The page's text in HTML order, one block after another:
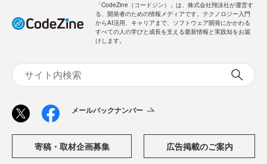
「CodeZine（コードジン）」は、株式会社翔泳社が運営す
る、開発者のための情報メディアです。テクノロジー入門
からAI活用、キャリアまで、ソフトウェア開発にかかわる
すべての人の学びと成長を支える最新情報と実践知をお届
けします。
メールバックナンバー
寄稿・取材企画募集 広告掲載のご案内